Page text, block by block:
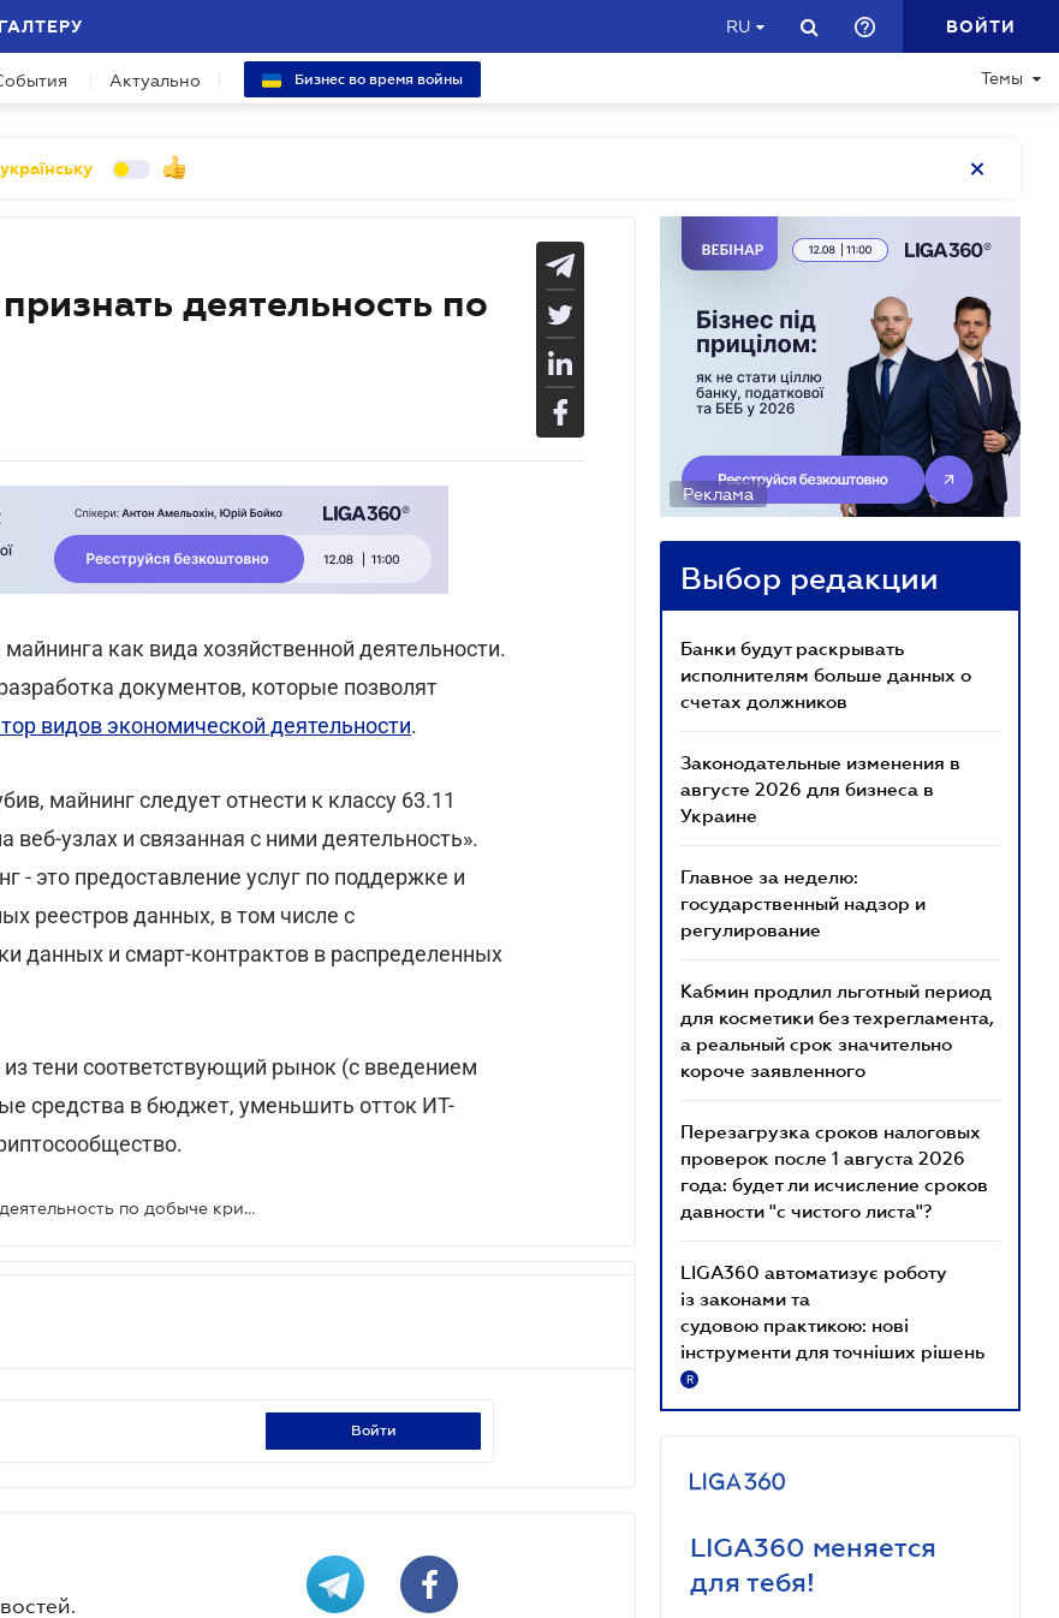
RU ВОЙТИ
Актуально Бизнес во время войны Темы
деятельность по
как вида хозяйственной деятельности.
документов, которые позволят
видов экономической деятельности.
майнинг следует отнести к классу 63.11
узлах и связанная с ними деятельность».
- это предоставление услуг по поддержке и
реестров данных, в том числе с
данных и смарт-контрактов в распределенных
тени соответствующий рынок (с введением
средства в бюджет, уменьшить отток ИТ-
Правительство планирует признать деятельность по добыче криптовалюты
войти
Реклама
Выбор редакции
Банки будут раскрывать
исполнителям больше данных о
счетах должников
Законодательные изменения в
августе 2026 для бизнеса в
Украине
Главное за неделю:
государственный надзор и
регулирование
Кабмин продлил льготный период
для косметики без техрегламента,
а реальный срок значительно
короче заявленного
Перезагрузка сроков налоговых
проверок после 1 августа 2026
года: будет ли исчисление сроков
давности "с чистого листа"?
LIGA360 автоматизує роботу
із законами та
судовою практикою: нові
інструменти для точніших рішень
R
LIGA360 меняется
для тебя!